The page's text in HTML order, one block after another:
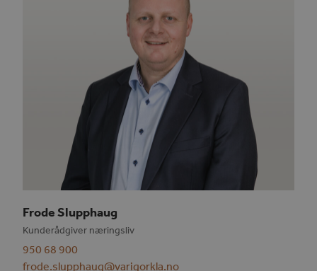
Frode Slupphaug
Kunderådgiver næringsliv
950 68 900
frode.slupphaug@varigorkla.no